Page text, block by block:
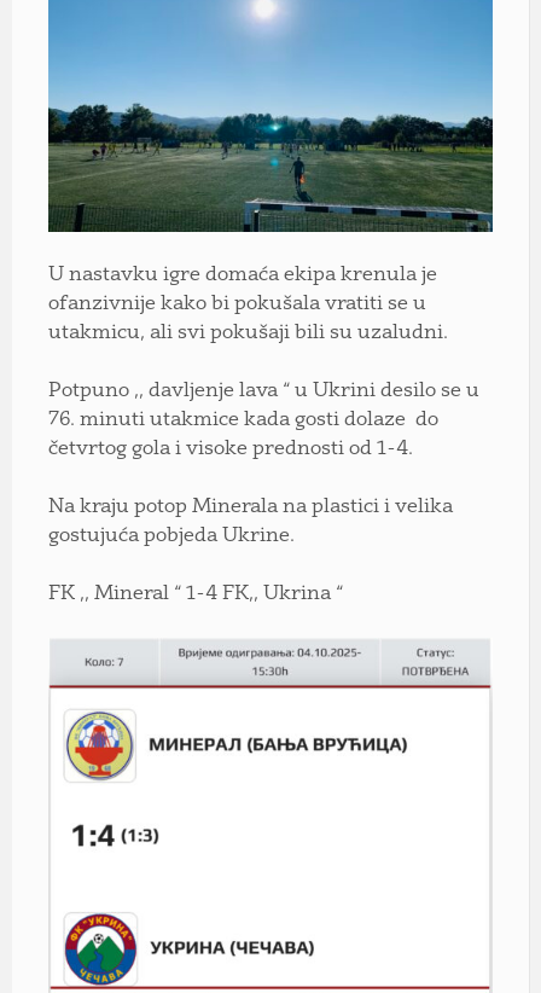
U nastavku igre domaća ekipa krenula je
ofanzivnije kako bi pokušala vratiti se u
utakmicu, ali svi pokušaji bili su uzaludni.
Potpuno ,, davljenje lava “ u Ukrini desilo se u
76. minuti utakmice kada gosti dolaze do
četvrtog gola i visoke prednosti od 1-4.
Na kraju potop Minerala na plastici i velika
gostujuća pobjeda Ukrine.
FK ,, Mineral “ 1-4 FK,, Ukrina “